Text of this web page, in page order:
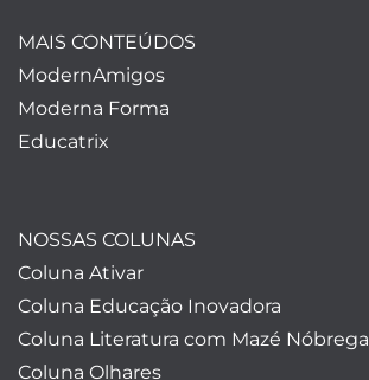
MAIS CONTEÚDOS
ModernAmigos
Moderna Forma
Educatrix
NOSSAS COLUNAS
Coluna Ativar
Coluna Educação Inovadora
Coluna Literatura com Mazé Nóbrega
Coluna Olhares